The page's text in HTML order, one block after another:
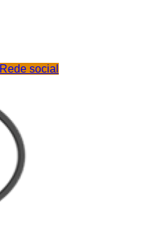
Rede social